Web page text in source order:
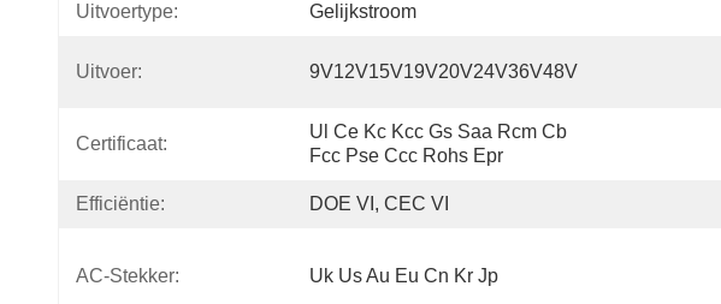
Uitvoertype: Gelijkstroom
Uitvoer: 9V12V15V19V20V24V36V48V
Certificaat:
Ul Ce Kc Kcc Gs Saa Rcm Cb
Fcc Pse Ccc Rohs Epr
Efficiëntie: DOE VI, CEC VI
AC-Stekker: Uk Us Au Eu Cn Kr Jp